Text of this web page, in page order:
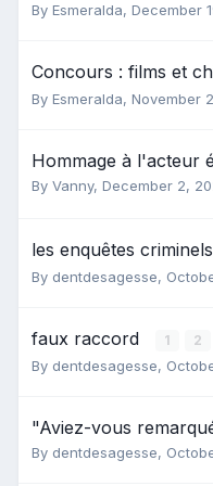
By Esmeralda, December
Concours : films et
By Esmeralda, November
Hommage à l'acteur
By Vanny, December 2,
les enquêtes criminels
By dentdesagesse,
faux raccord 1 2
By dentdesagesse,
"Aviez-vous
By dentdesagesse,